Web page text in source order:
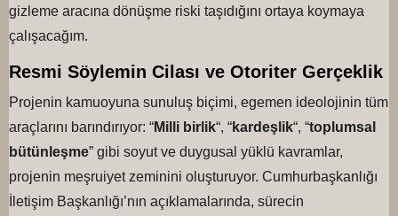
gizleme aracına dönüşme riski taşıdığını ortaya koymaya
çalışacağım.
Resmi Söylemin Cilası ve Otoriter Gerçeklik
Projenin kamuoyuna sunuluş biçimi, egemen ideolojinin tüm
araçlarını barındırıyor: “Milli birlik“, “kardeşlik“, “toplumsal
bütünleşme” gibi soyut ve duygusal yüklü kavramlar,
projenin meşruiyet zeminini oluşturuyor. Cumhurbaşkanlığı
İletişim Başkanlığı’nın açıklamalarında, sürecin